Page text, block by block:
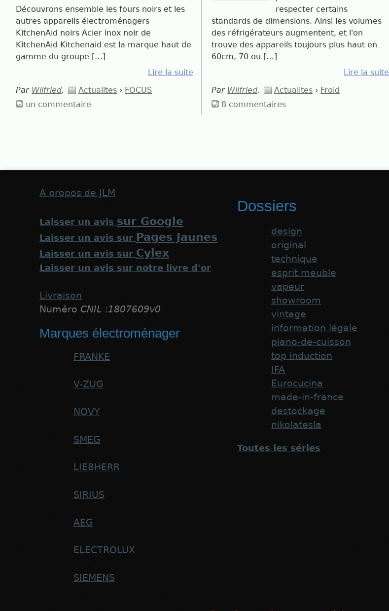
Découvrons ensemble les fours noirs et les
autres appareils électroménagers
KitchenAid noirs Acier inox noir de
KitchenAid Kitchenaid est la marque haut de
gamme du groupe […]
Lire la suite
Par Wilfried. Actualites › FOCUS
un commentaire
respecter certains
standards de dimensions. Ainsi les volumes
des réfrigérateurs augmentent, et l'on
trouve des appareils toujours plus haut en
60cm, 70 ou […]
Lire la suite
Par Wilfried. Actualites › Froid
8 commentaires
A propos de JLM
Laisser un avis sur Google
Laisser un avis sur Pages Jaunes
Laisser un avis sur Cylex
Laisser un avis sur notre livre d'or
Livraison
Numéro CNIL :1807609v0
Marques électroménager
FRANKE
V-ZUG
NOVY
SMEG
LIEBHERR
SIRIUS
AEG
ELECTROLUX
SIEMENS
Dossiers
design
original
technique
esprit meuble
vapeur
showroom
vintage
information légale
piano-de-cuisson
top induction
IFA
Eurocucina
made-in-france
destockage
nikolatesla
Toutes les séries